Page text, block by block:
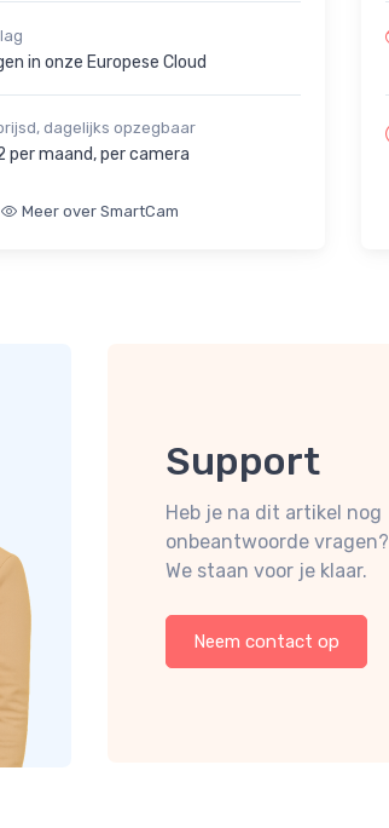
in onze Europese Cloud
dagelijks opzegbaar
per maand, per camera
Meer over SmartCam
Support
Heb je na dit artikel nog
onbeantwoorde vragen?
We staan voor je klaar.
Neem contact op